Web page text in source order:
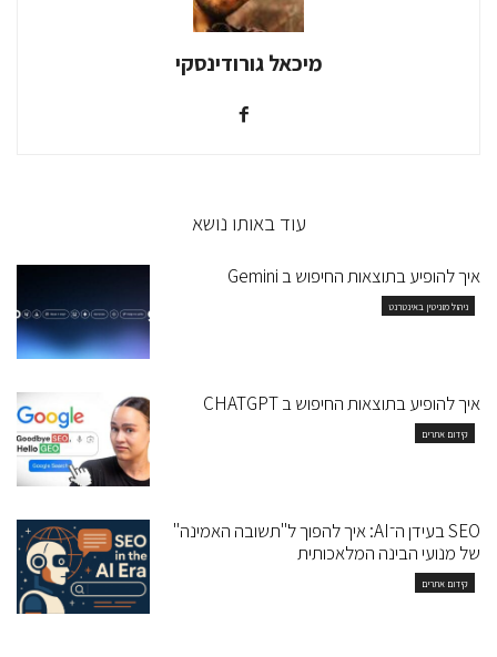
מיכאל גורודינסקי
עוד באותו נושא
איך להופיע בתוצאות החיפוש ב Gemini
ניהול מוניטין באינטרנט
איך להופיע בתוצאות החיפוש ב CHATGPT
קידום אתרים
SEO בעידן ה־AI: איך להפוך ל"תשובה האמינה"
של מנועי הבינה המלאכותית
קידום אתרים